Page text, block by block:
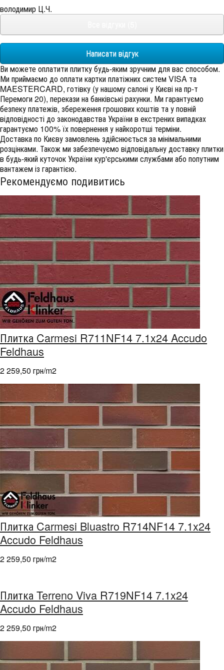
володимир Ц.Ч.
Написати відгук
Ви можете оплатити плитку будь-яким зручним для вас способом.
Ми приймаємо до оплати картки платіжних систем VISA та
MAESTERCARD, готівку (у нашому салоні у Києві на пр-т
Перемоги 20), перекази на банківські рахунки. Ми гарантуємо
безпеку платежів, збереження грошових коштів та у повній
відповідності до законодавства України в екстрених випадках
гарантуємо 100% їх повернення у найкоротші терміни.
Доставка по Києву замовлень здійснюється за мінімальними
розцінками. Також ми забезпечуємо відповідальну доставку плитки
в будь-який куточок України кур'єрськими службами або попутним
вантажем із гарантією.
Рекомендуємо подивитись
Плитка Carmesi R711NF14 7.1x24 Accudo
Feldhaus
2 259,50 грн/m2
Плитка Carmesi Bluastro R714NF14 7.1x24
Accudo Feldhaus
2 259,50 грн/m2
Плитка Terreno Viva R719NF14 7.1x24
Accudo Feldhaus
2 259,50 грн/m2